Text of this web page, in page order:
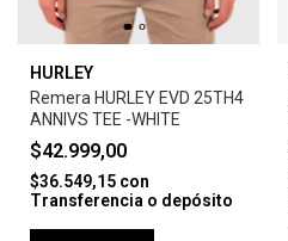
HURLEY
Remera HURLEY EVD 25TH4
ANNIVS TEE -WHITE
$42.999,00
$36.549,15 con
Transferencia o depósito